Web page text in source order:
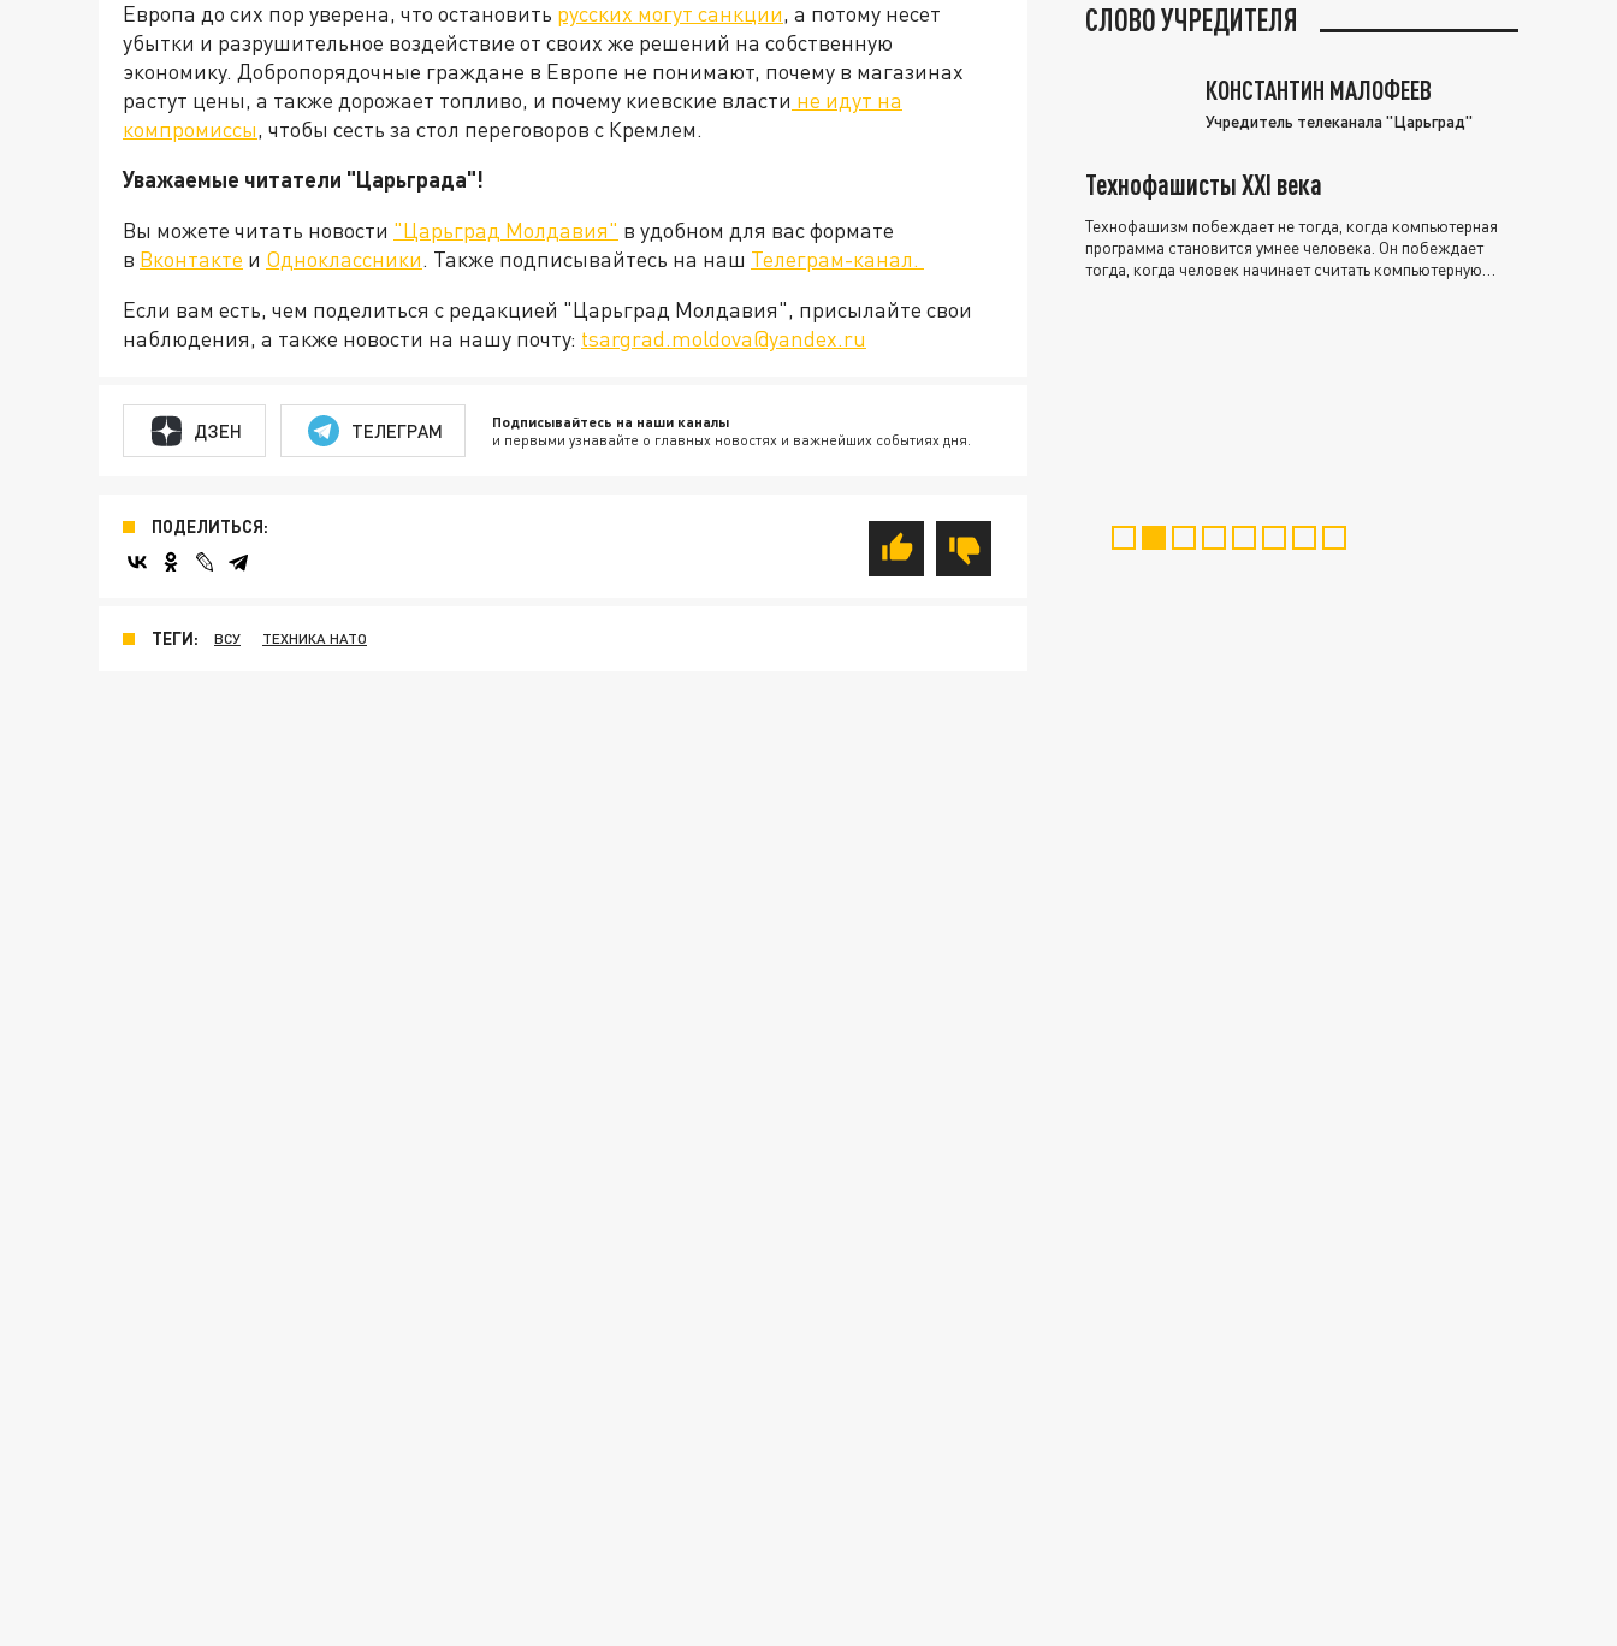
Европа до сих пор уверена, что остановить русских могут санкции, а потому несет
убытки и разрушительное воздействие от своих же решений на собственную
экономику. Добропорядочные граждане в Европе не понимают, почему в магазинах
растут цены, а также дорожает топливо, и почему киевские власти не идут на
компромиссы, чтобы сесть за стол переговоров с Кремлем.
Уважаемые читатели "Царьграда"!
Вы можете читать новости "Царьград Молдавия" в удобном для вас формате
в Вконтакте и Одноклассники. Также подписывайтесь на наш Телеграм-канал.
Если вам есть, чем поделиться с редакцией "Царьград Молдавия", присылайте свои
наблюдения, а также новости на нашу почту: tsargrad.moldova@yandex.ru
ДЗЕН ТЕЛЕГРАМ Подписывайтесь на наши каналы
и первыми узнавайте о главных новостях и важнейших событиях дня.
ПОДЕЛИТЬСЯ:
ТЕГИ: ВСУ ТЕХНИКА НАТО
СЛОВО УЧРЕДИТЕЛЯ
КОНСТАНТИН МАЛОФЕЕВ
Учредитель телеканала "Царьград"
Технофашисты XXI века
Технофашизм побеждает не тогда, когда компьютерная
программа становится умнее человека. Он побеждает
тогда, когда человек начинает считать компьютерную